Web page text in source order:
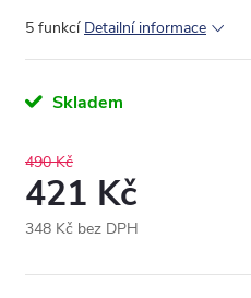
5 funkcí Detailní informace
Skladem
490 Kč
421 Kč
348 Kč bez DPH
cena: